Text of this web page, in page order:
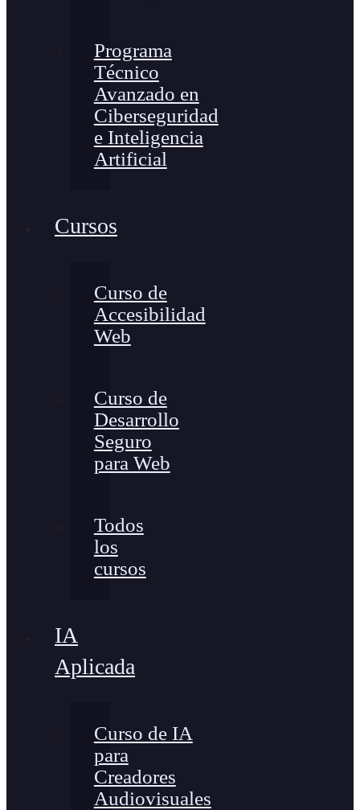
Programa
Técnico
Avanzado en
Ciberseguridad
e Inteligencia
Artificial
Cursos
Curso de
Accesibilidad
Web
Curso de
Desarrollo
Seguro
para Web
Todos
los
cursos
IA
Aplicada
Curso de IA
para
Creadores
Audiovisuales